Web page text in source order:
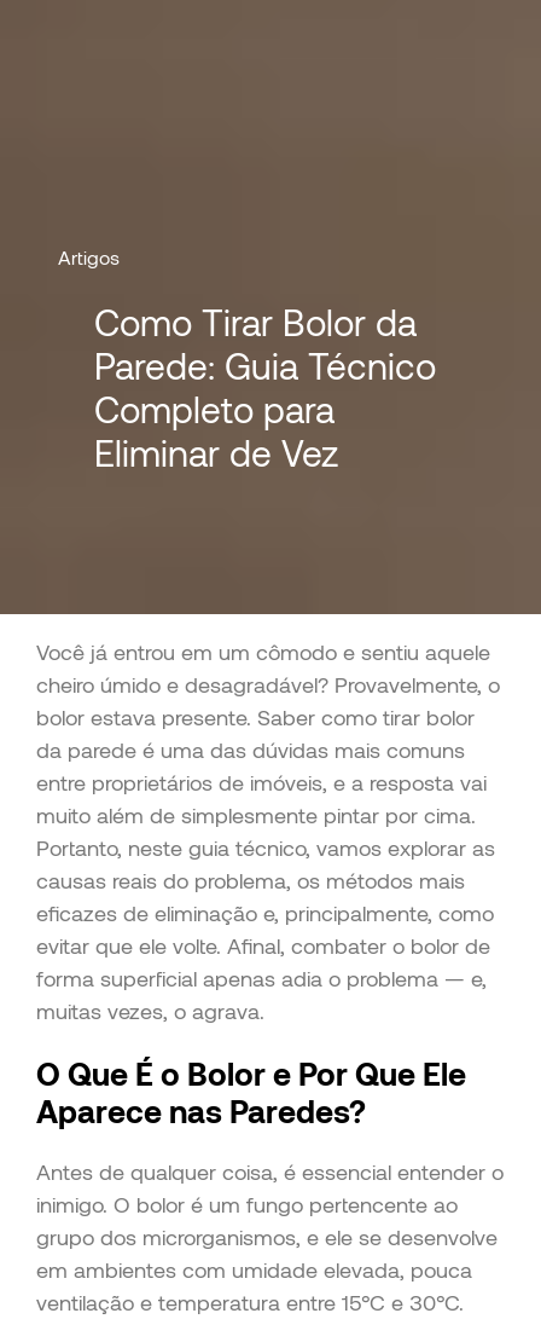
Artigos
Como Tirar Bolor da
Parede: Guia Técnico
Completo para
Eliminar de Vez
Você já entrou em um cômodo e sentiu aquele
cheiro úmido e desagradável? Provavelmente, o
bolor estava presente. Saber como tirar bolor
da parede é uma das dúvidas mais comuns
entre proprietários de imóveis, e a resposta vai
muito além de simplesmente pintar por cima.
Portanto, neste guia técnico, vamos explorar as
causas reais do problema, os métodos mais
eficazes de eliminação e, principalmente, como
evitar que ele volte. Afinal, combater o bolor de
forma superficial apenas adia o problema — e,
muitas vezes, o agrava.
O Que É o Bolor e Por Que Ele
Aparece nas Paredes?
Antes de qualquer coisa, é essencial entender o
inimigo. O bolor é um fungo pertencente ao
grupo dos microrganismos, e ele se desenvolve
em ambientes com umidade elevada, pouca
ventilação e temperatura entre 15°C e 30°C.